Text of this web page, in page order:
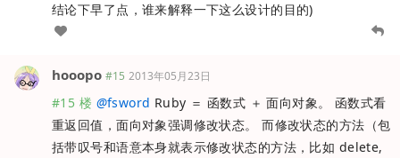
结论下早了点，谁来解释一下这么设计的目的)
hooopo #15 2013年05月23日
#15 楼 @fsword Ruby ＝ 函数式 ＋ 面向对象。 函数式看
重返回值，面向对象强调修改状态。 而修改状态的方法（包
括带叹号和语意本身就表示修改状态的方法，比如 delete,